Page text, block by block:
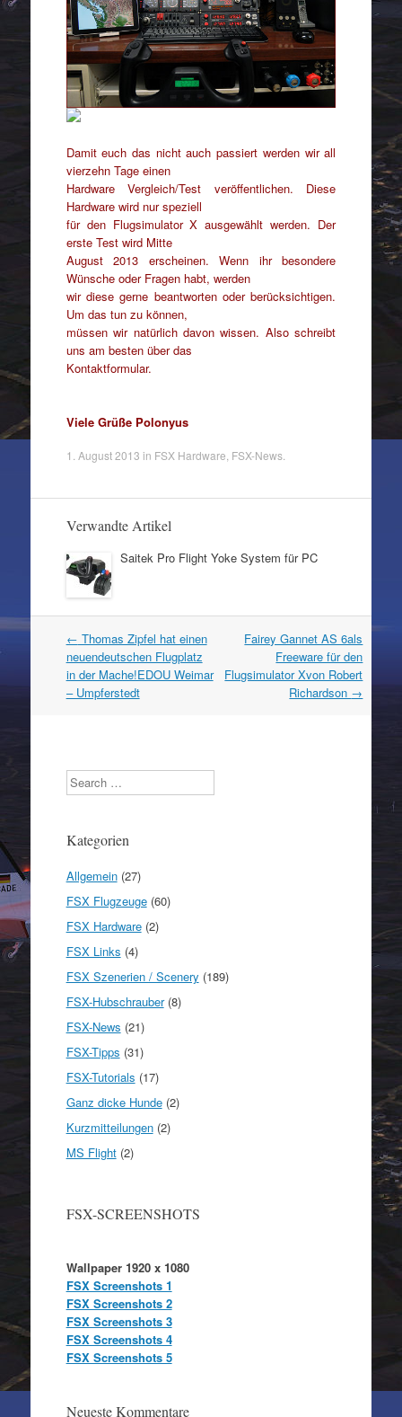
Damit euch das nicht auch passiert werden wir all
vierzehn Tage einen
Hardware Vergleich/Test veröffentlichen. Diese
Hardware wird nur speziell
für den Flugsimulator X ausgewählt werden. Der
erste Test wird Mitte
August 2013 erscheinen. Wenn ihr besondere
Wünsche oder Fragen habt, werden
wir diese gerne beantworten oder berücksichtigen.
Um das tun zu können,
müssen wir natürlich davon wissen. Also schreibt
uns am besten über das
Kontaktformular.
Viele Grüße Polonyus
1. August 2013 in FSX Hardware, FSX-News.
Verwandte Artikel
Saitek Pro Flight Yoke System für PC
Artikel
Navigation
← Thomas Zipfel hat einen
neuendeutschen Flugplatz
in der Mache!EDOU Weimar
– Umpferstedt
Fairey Gannet AS 6als
Freeware für den
Flugsimulator Xvon Robert
Richardson →
Search
Kategorien
Allgemein(27)
FSX Flugzeuge(60)
FSX Hardware(2)
FSX Links (4)
FSX Szenerien / Scenery (189)
FSX-Hubschrauber(8)
FSX-News (21)
FSX-Tipps (31)
FSX-Tutorials (17)
Ganz dicke Hunde(2)
Kurzmitteilungen(2)
MS Flight(2)
FSX-SCREENSHOTS
Wallpaper 1920 x 1080
FSX Screenshots 1
FSX Screenshots 2
FSX Screenshots 3
FSX Screenshots 4
FSX Screenshots 5
Neueste Kommentare